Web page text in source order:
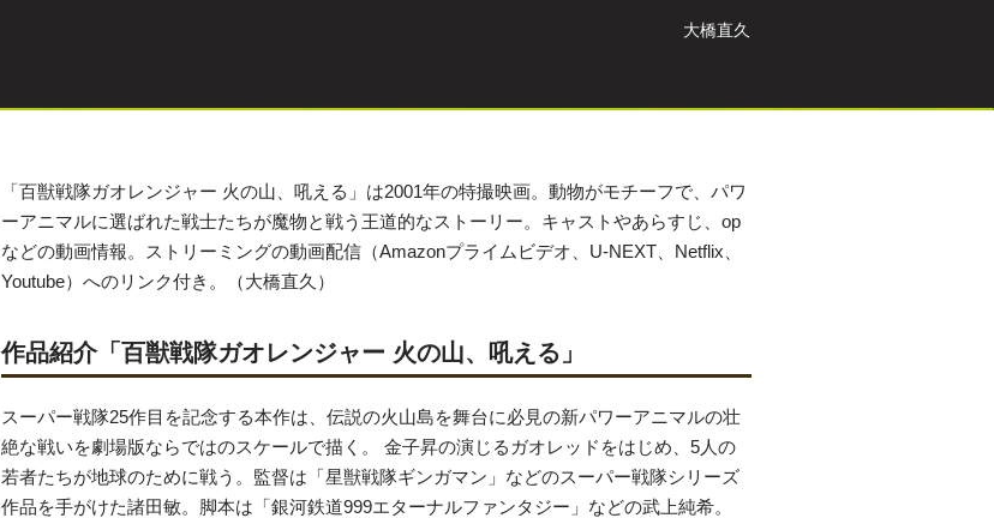
大橋直久
「百獣戦隊ガオレンジャー 火の山、吼える」は2001年の特撮映画。動物がモチーフで、パワ
ーアニマルに選ばれた戦士たちが魔物と戦う王道的なストーリー。キャストやあらすじ、op
などの動画情報。ストリーミングの動画配信（Amazonプライムビデオ、U-NEXT、Netflix、
Youtube）へのリンク付き。（大橋直久）
作品紹介「百獣戦隊ガオレンジャー 火の山、吼える」
スーパー戦隊25作目を記念する本作は、伝説の火山島を舞台に必見の新パワーアニマルの壮
絶な戦いを劇場版ならではのスケールで描く。 金子昇の演じるガオレッドをはじめ、5人の
若者たちが地球のために戦う。監督は「星獣戦隊ギンガマン」などのスーパー戦隊シリーズ
作品を手がけた諸田敏。脚本は「銀河鉄道999エターナルファンタジー」などの武上純希。